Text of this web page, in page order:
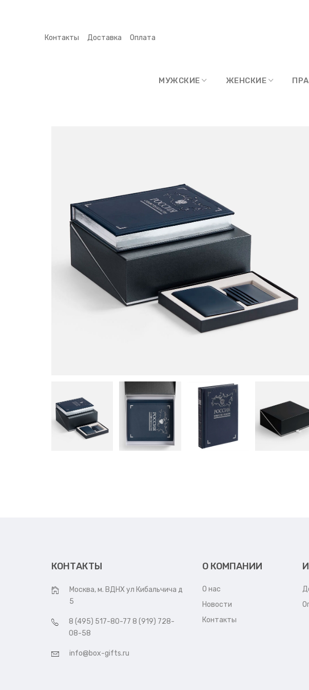
Контакты Доставка Оплата
МУЖСКИЕ ЖЕНСКИЕ
КОНТАКТЫ
Москва, м. ВДНХ ул Кибальчича д
5
8 (495) 517-80-77 8 (919) 728-
08-58
info@box-gifts.ru
О КОМПАНИИ
О нас
Новости
Контакты